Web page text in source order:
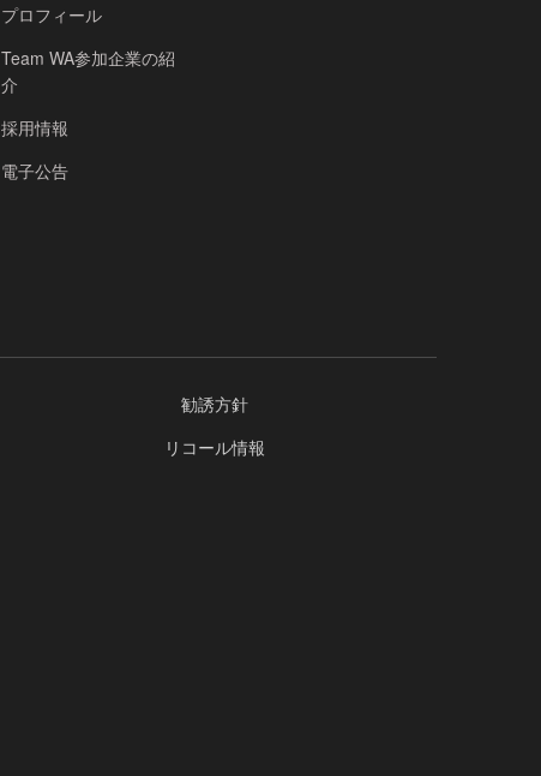
プロフィール
Team WA参加企業の紹
介
採用情報
電子公告
勧誘方針
リコール情報